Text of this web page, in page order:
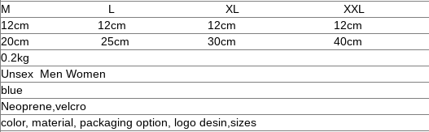
M L XL
XXL
12cm 12cm 12cm
12cm
20cm 25cm 30cm
40cm
0.2kg
Unsex Men Women
blue
Neoprene,velcro
color, material, packaging option, logo desin,sizes